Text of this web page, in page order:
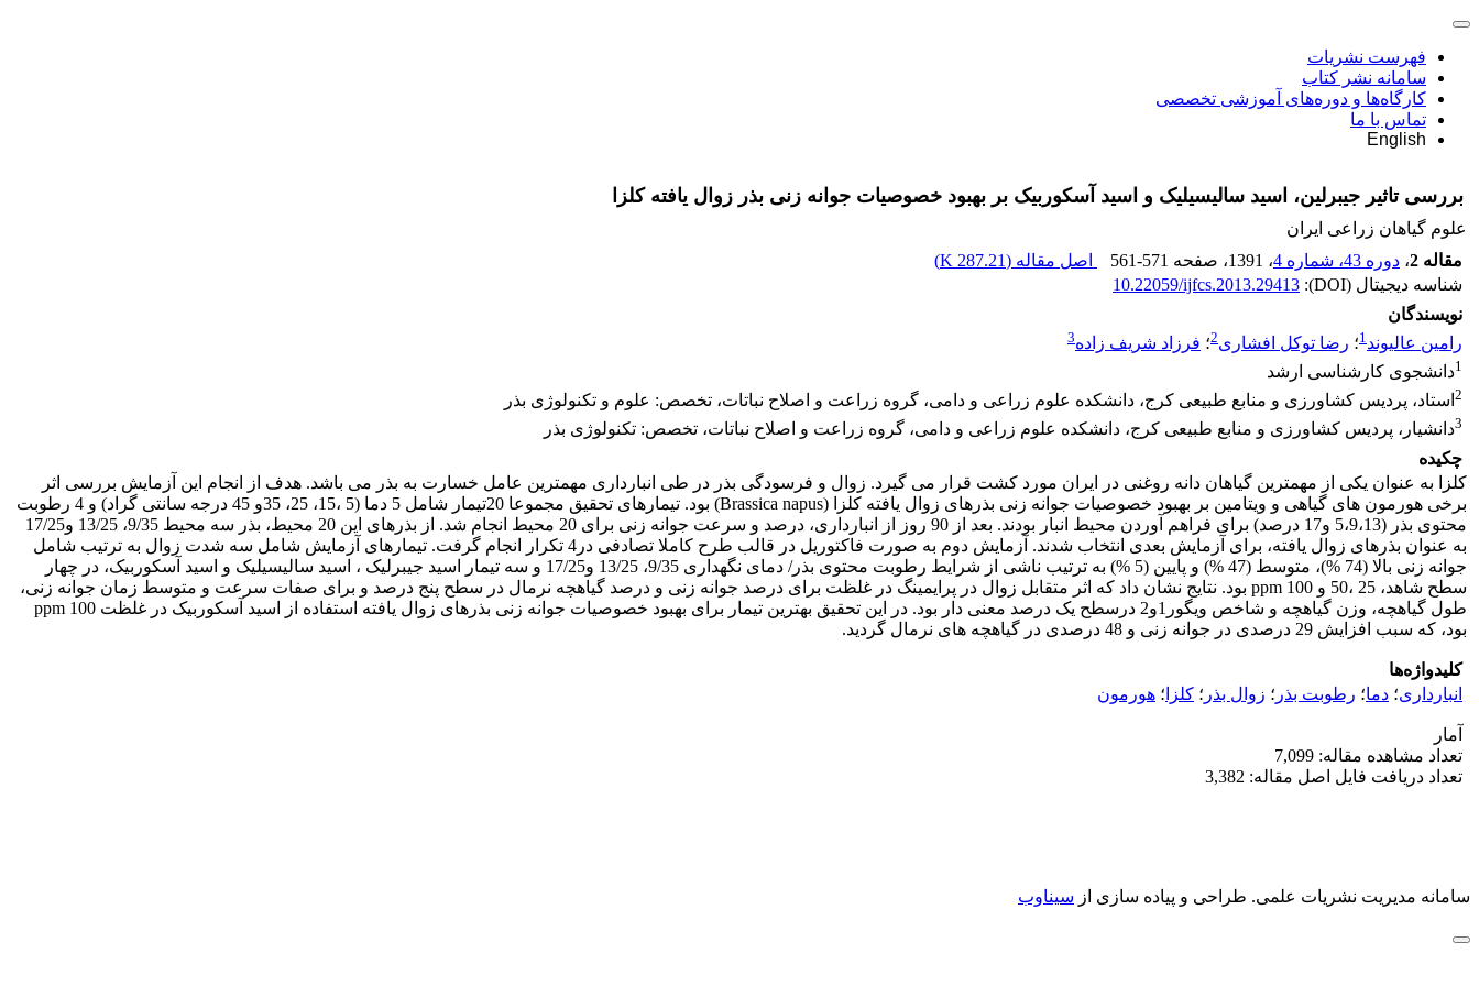
فهرست نشریات
سامانه نشر کتاب
کارگاه‌ها و دوره‌های آموزشی تخصصی
تماس با ما
English
بررسی تاثیر جیبرلین، اسید سالیسیلیک و اسید آسکوربیک بر بهبود خصوصیات جوانه زنی بذر زوال یافته کلزا
علوم گیاهان زراعی ایران
مقاله 2
، دوره 43، شماره 4 ، 1391 ، صفحه 561-571 اصل مقاله (287.21 K
)
شناسه دیجیتال (DOI):
10.22059/ijfcs.2013.29413
نویسندگان
رامین عالیوند1؛ رضا توکل افشاری2؛ فرزاد شریف زاده3
1دانشجوی کارشناسی ارشد
2 استاد، پردیس کشاورزی و منابع طبیعی کرج، دانشکده علوم زراعی و دامی، گروه زراعت و اصلاح نباتات، تخصص: علوم و تکنولوژی بذر
3دانشیار، پردیس کشاورزی و منابع طبیعی کرج، دانشکده علوم زراعی و دامی، گروه زراعت و اصلاح نباتات، تخصص: تکنولوژی بذر
چکیده
کلزا به عنوان یکی از مهمترین گیاهان دانه روغنی در ایران مورد کشت قرار می گیرد. زوال و فرسودگی بذر در طی انبارداری مهمترین عامل خسارت به بذر می باشد. هدف از انجام این آزمایش بررسی اثر
برخی هورمون های گیاهی و ویتامین بر بهبود خصوصیات جوانه زنی بذرهای زوال یافته کلزا (Brassica napus) بود. تیمارهای تحقیق مجموعا 20تیمار شامل 5 دما (5 ،15، 25، 35و 45 درجه سانتی گراد) و 4 رطوبت
محتوی بذر (5،9،13 و17 درصد) برای فراهم آوردن محیط انبار بودند. بعد از 90 روز از انبارداری، درصد و سرعت جوانه زنی برای 20 محیط انجام شد. از بذرهای این 20 محیط، بذر سه محیط 9/35، 13/25 و17/25
به عنوان بذرهای زوال یافته، برای آزمایش بعدی انتخاب شدند. آزمایش دوم به صورت فاکتوریل در قالب طرح کاملا تصادفی در4 تکرار انجام گرفت. تیمارهای آزمایش شامل سه شدت زوال به ترتیب شامل
جوانه زنی بالا (74 %)، متوسط (47 %) و پایین (5 %) به ترتیب ناشی از شرایط رطوبت محتوی بذر/ دمای نگهداری 9/35، 13/25 و17/25 و سه تیمار اسید جیبرلیک ، اسید سالیسیلیک و اسید آسکوربیک، در چهار
سطح شاهد، 25 ،50 و 100 ppm بود. نتایج نشان داد که اثر متقابل زوال در پرایمینگ در غلظت برای درصد جوانه زنی و درصد گیاهچه نرمال در سطح پنج درصد و برای صفات سرعت و متوسط زمان جوانه زنی،
طول گیاهچه، وزن گیاهچه و شاخص ویگور1و2 درسطح یک درصد معنی دار بود. در این تحقیق بهترین تیمار برای بهبود خصوصیات جوانه زنی بذرهای زوال یافته استفاده از اسید آسکوربیک در غلظت 100 ppm
بود، که سبب افزایش 29 درصدی در جوانه زنی و 48 درصدی در گیاهچه های نرمال گردید.
کلیدواژه‌ها
انبارداری؛ دما؛ رطوبت بذر ؛ زوال بذر ؛ کلزا ؛ هورمون
آمار
تعداد مشاهده مقاله: 7,099
تعداد دریافت فایل اصل مقاله: 3,382
سامانه مدیریت نشریات علمی. طراحی و پیاده سازی از سیناوب